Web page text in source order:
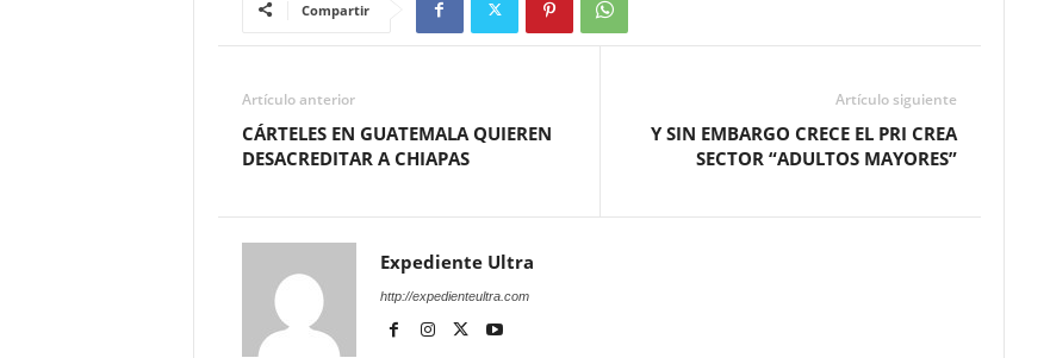
Compartir
Artículo anterior
CÁRTELES EN GUATEMALA QUIEREN
DESACREDITAR A CHIAPAS
Artículo siguiente
Y SIN EMBARGO CRECE EL PRI CREA
SECTOR “ADULTOS MAYORES”
Expediente Ultra
http://expedienteultra.com